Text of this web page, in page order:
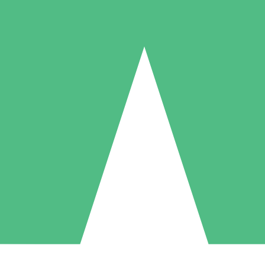
Individuelle Credit-Pakete
nach Bedarf mit Download-Credits. Keine monatliche Verpflichtung